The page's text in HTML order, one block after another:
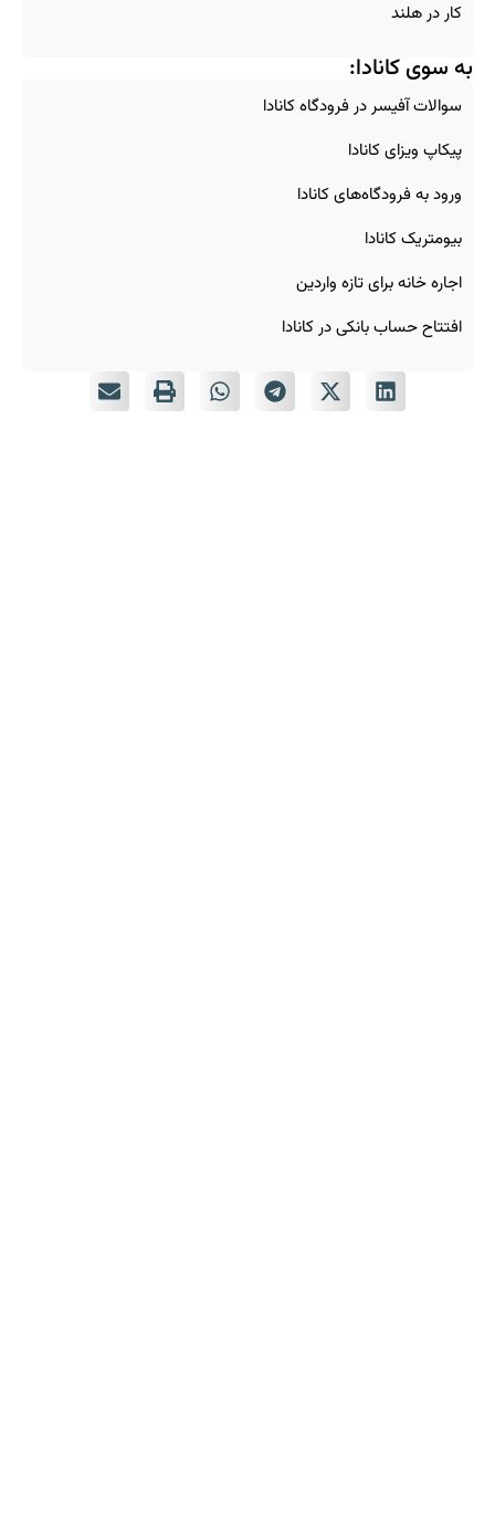
کار در هلند
به سوی کانادا:
سوالات آفیسر در فرودگاه کانادا
پیکاپ ویزای کانادا
ورود به فرودگاه‌های کانادا
بیومتریک کانادا
اجاره خانه برای تازه‌ واردین
افتتاح حساب بانکی در کانادا